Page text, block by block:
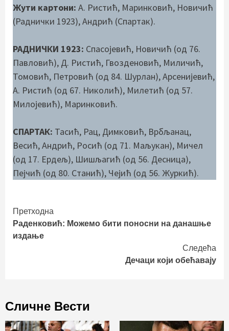
Жути картони: А. Ристић, Маринковић, Новичић
(Раднички 1923), Андрић (Спартак).
РАДНИЧКИ 1923: Спасојевић, Новичић (од 76.
Павловић), Д. Ристић, Гвозденовић, Миличић,
Томовић, Петровић (од 84. Шурлан), Арсенијевић,
А. Ристић (од 67. Николић), Милетић (од 57.
Милојевић), Маринковић.
СПАРТАК: Тасић, Рац, Димковић, Врбљанац,
Весић, Андрић, Росић (од 71. Маљукан), Мичел
(од 17. Ердељ), Шишљагић (од 56. Десница),
Пејчић (од 80. Станић), Чејић (од 56. Журкић).
Continue
Reading
Претходна
Раденковић: Можемо бити поносни на данашње
издање
Следећа
Дечаци који обећавају
Сличне Вести